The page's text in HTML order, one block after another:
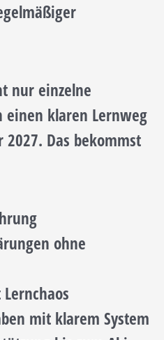
nur einzelne
einen klaren Lernweg
Das bekommst
ohne
mit klarem System